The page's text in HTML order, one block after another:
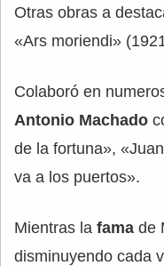
Otras obras a
«Ars moriendi»
Colaboró en
Antonio Machado
de la fortuna»,
va a los puertos».
Mientras la fama de
disminuyendo cada